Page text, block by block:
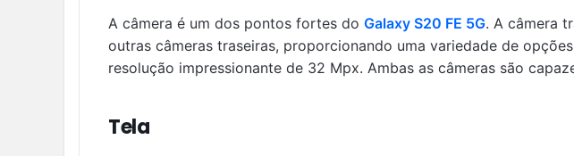
A câmera é um dos pontos fortes do Galaxy S20 FE 5G. A câmera
outras câmeras traseiras, proporcionando uma variedade de
resolução impressionante de 32 Mpx. Ambas as câmeras são
Tela